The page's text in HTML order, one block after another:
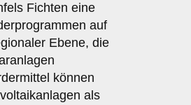
Fichten eine
auf
Ebene, die
können
als